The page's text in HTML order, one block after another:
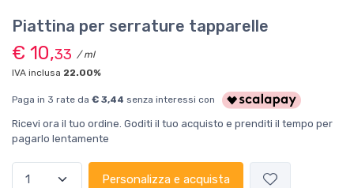
Piattina per serrature tapparelle
€ 10,33 / ml
IVA inclusa 22.00%
Paga in 3 rate da € 3,44 senza interessi con
Ricevi ora il tuo ordine. Goditi il tuo acquisto e prenditi il tempo per
pagarlo lentamente
Personalizza e acquista